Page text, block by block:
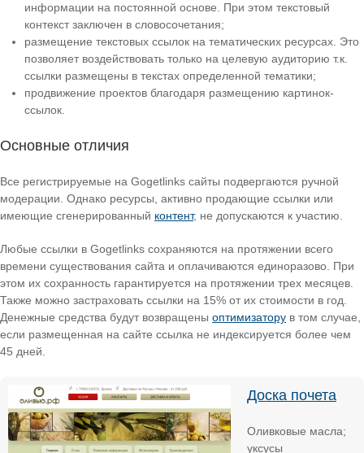
информации на постоянной основе. При этом текстовый
контекст заключен в словосочетания;
размещение текстовых ссылок на тематических ресурсах. Это
позволяет воздействовать только на целевую аудиторию т.к.
ссылки размещены в текстах определенной тематики;
продвижение проектов благодаря размещению картинок-
ссылок.
Основные отличия
Все регистрируемые на Gogetlinks сайты подвергаются ручной
модерации. Однако ресурсы, активно продающие ссылки или
имеющие сгенерированный контент, не допускаются к участию.
Любые ссылки в Gogetlinks сохраняются на протяжении всего
времени существования сайта и оплачиваются единоразово. При
этом их сохранность гарантируется на протяжении трех месяцев.
Также можно застраховать ссылки на 15% от их стоимости в год.
Денежные средства будут возвращены оптимизатору в том случае,
если размещенная на сайте ссылка не индексируется более чем
45 дней.
Доска почета
Оливковые масла;
уксусы